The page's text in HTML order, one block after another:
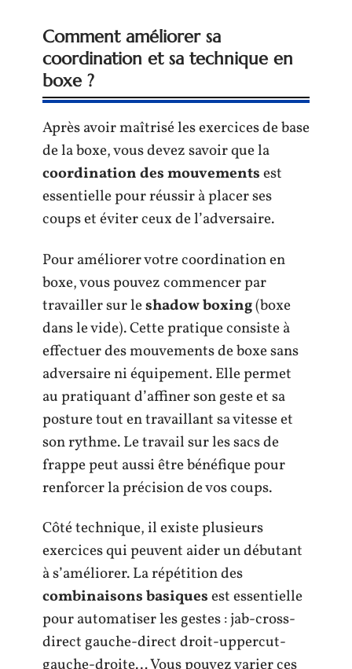
Comment améliorer sa
coordination et sa technique en
boxe ?
Après avoir maîtrisé les exercices de base
de la boxe, vous devez savoir que la
coordination des mouvementsest
essentielle pour réussir à placer ses
coups et éviter ceux de l’adversaire.
Pour améliorer votre coordination en
boxe, vous pouvez commencer par
travailler sur leshadow boxing(boxe
dans le vide). Cette pratique consiste à
effectuer des mouvements de boxe sans
adversaire ni équipement. Elle permet
au pratiquant d’affiner son geste et sa
posture tout en travaillant sa vitesse et
son rythme. Le travail sur les sacs de
frappe peut aussi être bénéfique pour
renforcer la précision de vos coups.
Côté technique, il existe plusieurs
exercices qui peuvent aider un débutant
à s’améliorer. La répétition des
combinaisons basiquesest essentielle
pour automatiser les gestes : jab-cross-
direct gauche-direct droit-uppercut-